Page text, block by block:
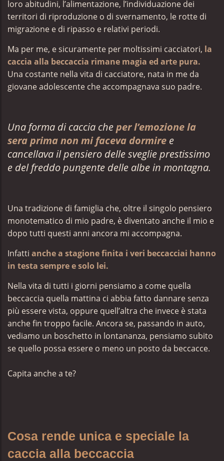
loro abitudini, l’alimentazione, l’individuazione dei
territori di riproduzione o di svernamento, le rotte di
migrazione e di ripasso e relativi periodi.
Ma per me, e sicuramente per moltissimi cacciatori, la
caccia alla beccaccia rimane magia ed arte pura.
Una costante nella vita di cacciatore, nata in me da
giovane adolescente che accompagnava suo padre.
Una forma di caccia cheper l’emozione la
sera prima non mi faceva dormire e
cancellava il pensiero delle sveglie prestissimo
e del freddo pungente delle albe in montagna.
Una tradizione di famiglia che, oltre il singolo pensiero
monotematico di mio padre, è diventato anche il mio e
dopo tutti questi anni ancora mi accompagna.
Infatti anche a stagione finita i veri beccacciai hanno
in testa sempre e solo lei.
Nella vita di tutti i giorni pensiamo a come quella
beccaccia quella mattina ci abbia fatto dannare senza
più essere vista, oppure quell’altra che invece è stata
anche fin troppo facile. Ancora se, passando in auto,
vediamo un boschetto in lontananza, pensiamo subito
se quello possa essere o meno un posto da beccacce.
Capita anche a te?
Cosa rende unica e speciale la
caccia alla beccaccia